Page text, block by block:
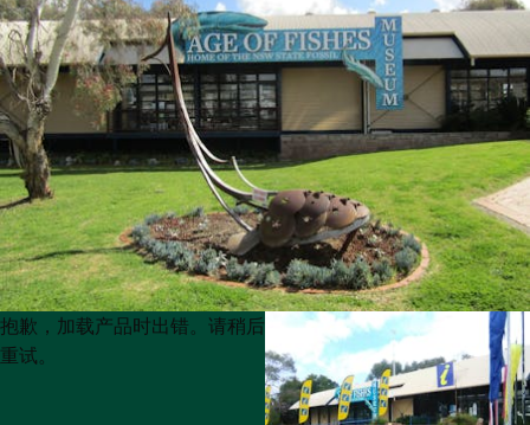
Product
List
Product
List
抱歉，加载产品时出错。请稍后
重试。